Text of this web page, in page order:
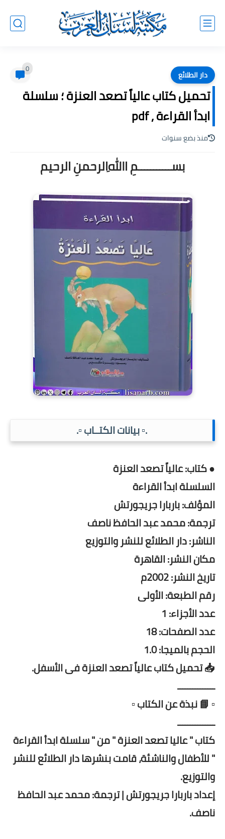
دار الطلائع 0
تحميل كتاب عالياً تصعد العنزة ؛ سلسلة
ابدأ القراءة , pdf
منذ بضع سنوات
بســـــــــــمِ اﷲِالرحمنِ الرحيم
.▫️ بيانات الكتــاب ▫️.
● كتاب: عالياً تصعد العنزة
السلسلة ابدأ القراءة
المؤلف: باربارا جريجورتش
ترجمة: محمد عبد الحافظ ناصف
الناشر: دار الطلائع للنشر والتوزيع
مكان النشر: القاهرة
تاريخ النشر: 2002م
رقم الطبعة: الأولى
عدد الأجزاء: 1
عدد الصفحات: 18
الحجم بالميجا: 1.0
📥 تحميل كتاب عالياً تصعد العنزة فى الأسفل.
ـــــــــــــــ
▫️ 📘 نبذة عن الكتاب ▫️
ـــــــــــــــ
كتاب " عاليا تصعد العنزة " من " سلسلة ابدأ القراءة
" للأطفال والناشئة، قامت بنشرها دار الطلائع للنشر
والتوزيع.
إعداد باربارا جريجورتش | ترجمة: محمد عبد الحافظ
ناصف.